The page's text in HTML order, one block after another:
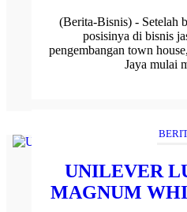
(Berita-Bisnis) - Setelah
posisinya di bisnis
pengembangan town
Jaya mulai
UNILEVER
MAGNUM